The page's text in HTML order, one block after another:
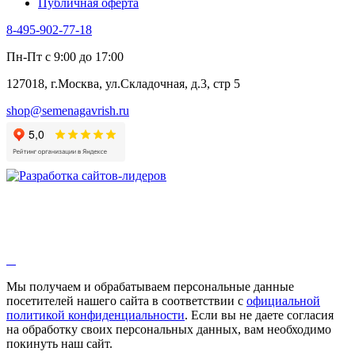
Публичная оферта
8-495-902-77-18
Пн-Пт с 9:00 до 17:00
127018, г.Москва, ул.Складочная, д.3, стр 5
shop@semenagavrish.ru
Мы получаем и обрабатываем персональные данные
посетителей нашего сайта в соответствии с официальной
политикой конфиденциальности. Если вы не даете согласия
на обработку своих персональных данных, вам необходимо
покинуть наш сайт.